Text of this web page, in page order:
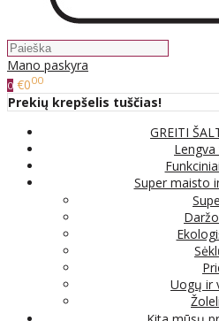
Mano paskyra
0 €000
Prekių krepšelis tuščias!
GREITI
Lengva
Super maisto
Uogų ir